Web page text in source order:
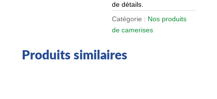
de détails.
Catégorie : Nos produits
de camerises
Produits similaires